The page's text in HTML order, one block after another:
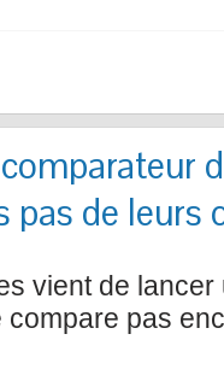
pas de leurs
vient de
pas